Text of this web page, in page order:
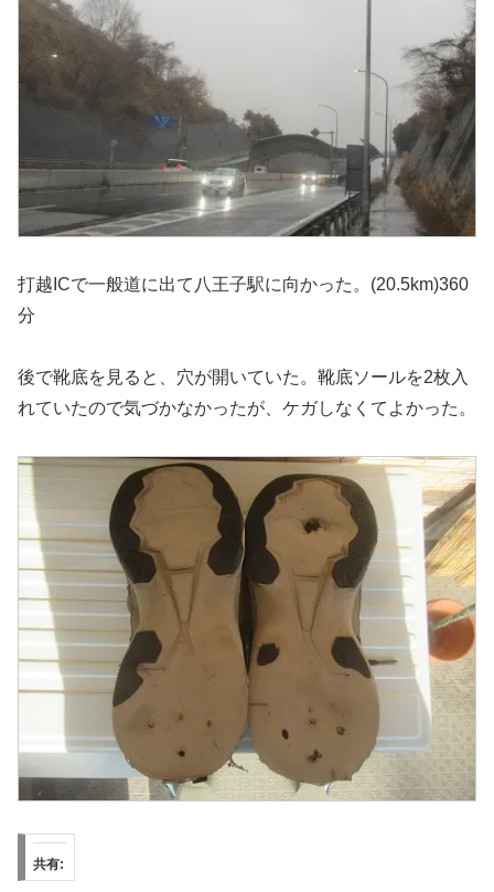
打越ICで一般道に出て八王子駅に向かった。(20.5km)360
分
後で靴底を見ると、穴が開いていた。靴底ソールを2枚入
れていたので気づかなかったが、ケガしなくてよかった。
共有: